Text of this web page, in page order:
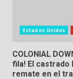
Estados Unidos
COLONIAL
fila! El castrado
remate en el